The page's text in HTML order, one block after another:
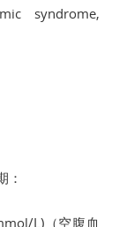
syndrome,
：
L)（空腹血